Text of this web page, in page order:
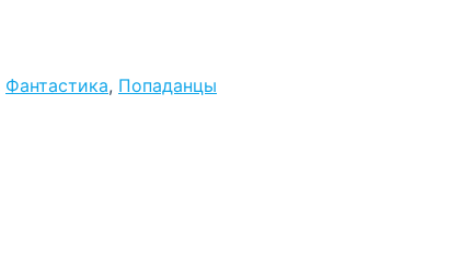
Фантастика, Попаданцы